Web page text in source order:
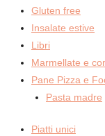
Gluten free
Insalate estive
Libri
Marmellate e
Pane Pizza e
Pasta madre
Piatti unici